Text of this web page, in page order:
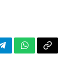
TelegramWhatsApp
Copy